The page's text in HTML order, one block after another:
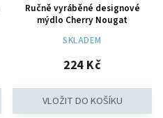
Ručně vyráběné designové
mýdlo Cherry Nougat
SKLADEM
224 Kč